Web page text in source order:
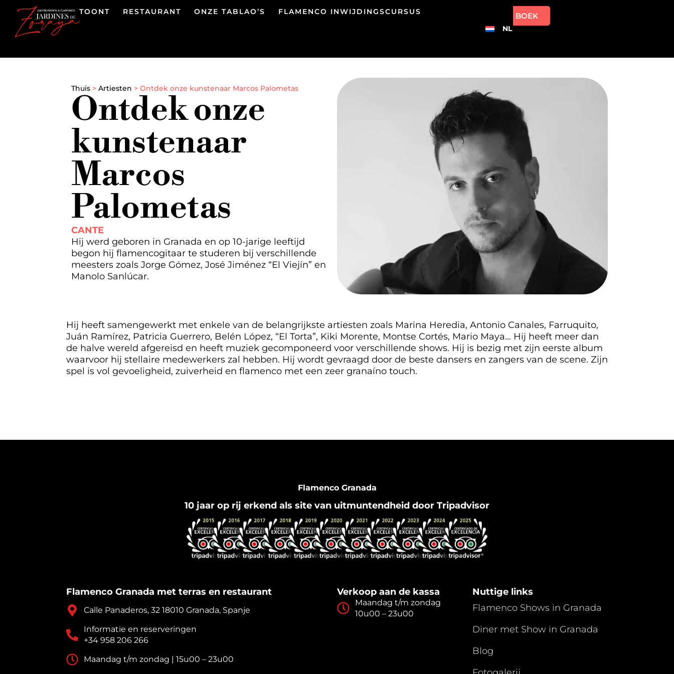
TOONT RESTAURANT ONZE TABLAO’S
FLAMENCO INWIJDINGSCURSUS
NL
BOEK
Thuis > Artiesten > Ontdek onze kunstenaar Marcos Palometas
Ontdek onze
kunstenaar
Marcos
Palometas
CANTE
Hij werd geboren in Granada en op 10-jarige leeftijd
begon hij flamencogitaar te studeren bij verschillende
meesters zoals Jorge Gómez, José Jiménez “El Viejín” en
Manolo Sanlúcar.
Hij heeft samengewerkt met enkele van de belangrijkste artiesten zoals Marina Heredia, Antonio Canales, Farruquito,
Juán Ramírez, Patricia Guerrero, Belén López, “El Torta”, Kiki Morente, Montse Cortés, Mario Maya… Hij heeft meer dan
de halve wereld afgereisd en heeft muziek gecomponeerd voor verschillende shows. Hij is bezig met zijn eerste album
waarvoor hij stellaire medewerkers zal hebben. Hij wordt gevraagd door de beste dansers en zangers van de scene. Zijn
spel is vol gevoeligheid, zuiverheid en flamenco met een zeer granaíno touch.
Flamenco Granada
10 jaar op rij erkend als site van uitmuntendheid door Tripadvisor
Flamenco Granada met terras en restaurant
Calle Panaderos, 32 18010 Granada, Spanje
Informatie en reserveringen
+34 958 206 266
Maandag t/m zondag | 15u00 – 23u00
Verkoop aan de kassa
Maandag t/m zondag
10u00 – 23u00
Nuttige links
Flamenco Shows in Granada
Diner met Show in Granada
Blog